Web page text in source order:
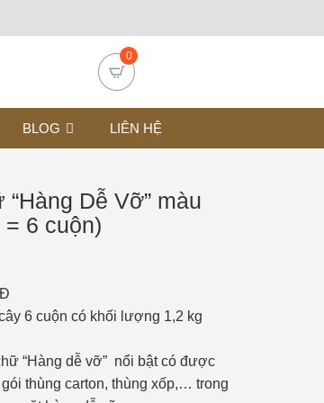
0
BLOG LIÊN HỆ
Dễ Vỡ” màu
6 cuộn)
6 cuộn có khối lượng 1,2 kg
“Hàng dễ vỡ” nổi bật có được
thùng carton, thùng xốp,… trong